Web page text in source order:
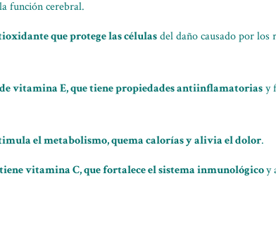
función cerebral.
que protege las célulasdel daño causado por los
vitamina E, que tiene propiedades antiinflamatoriasy
el metabolismo, quema calorías y alivia el dolor.
vitamina C, que fortalece el sistema inmunológicoy